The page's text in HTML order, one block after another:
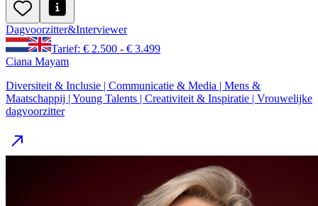
Dagvoorzitter&Interviewer
Tarief: € 2.500 - € 3.499
Ciana Mayam
Diversiteit & Inclusie | Communicatie & Media | Mens &
Maatschappij | Young Talents | Creativiteit & Inspiratie | Vrouwelijke
dagvoorzitter